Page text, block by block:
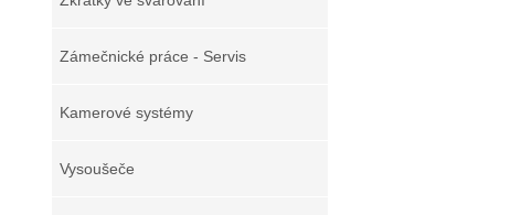
Zámečnické práce - Servis
Kamerové systémy
Vysoušeče